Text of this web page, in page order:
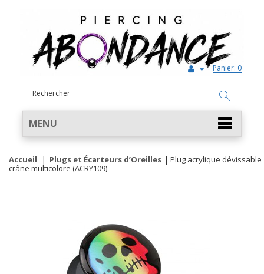
Panier: 0
MENU
Accueil Plugs et Écarteurs d’Oreilles
Plug acrylique dévissable
crâne multicolore (ACRY109)